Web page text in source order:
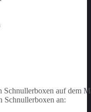
auf dem
Schnullerboxen an: